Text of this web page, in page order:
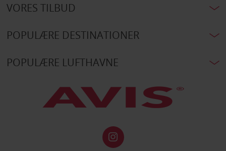
VORES TILBUD
POPULÆRE DESTINATIONER
POPULÆRE LUFTHAVNE